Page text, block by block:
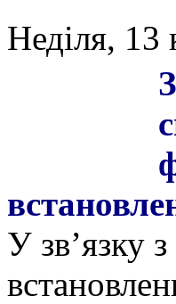
Неділя, 13
У зв’язку